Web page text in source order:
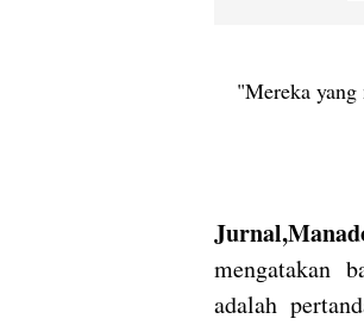
"Mereka
mengatakan
adalah